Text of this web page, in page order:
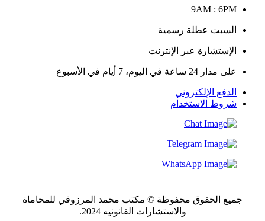
9AM : 6PM
السبت عطلة رسمية
الإستشارة عبر الإنترنت
على مدار 24 ساعة في اليوم، 7 أيام في الأسبوع
الدفع الإلكتروني
شروط الاستخدام
جميع الحقوق محفوظة © مكتب محمد المرزوقي للمحاماة
والاستشارات القانونيه 2024.